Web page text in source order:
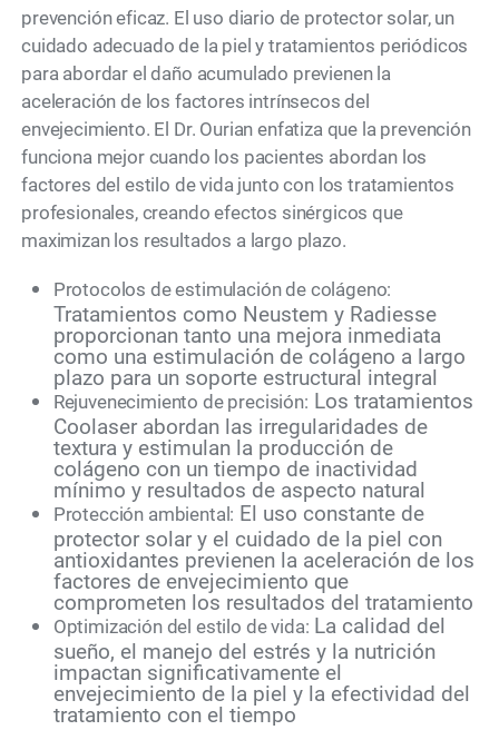
prevención eficaz. El uso diario de protector solar, un
cuidado adecuado de la piel y tratamientos periódicos
para abordar el daño acumulado previenen la
aceleración de los factores intrínsecos del
envejecimiento. El Dr. Ourian enfatiza que la prevención
funciona mejor cuando los pacientes abordan los
factores del estilo de vida junto con los tratamientos
profesionales, creando efectos sinérgicos que
maximizan los resultados a largo plazo.
Protocolos de estimulación de colágeno:
Tratamientos como Neustem y Radiesse
proporcionan tanto una mejora inmediata
como una estimulación de colágeno a largo
plazo para un soporte estructural integral
Rejuvenecimiento de precisión: Los tratamientos
Coolaser abordan las irregularidades de
textura y estimulan la producción de
colágeno con un tiempo de inactividad
mínimo y resultados de aspecto natural
Protección ambiental: El uso constante de
protector solar y el cuidado de la piel con
antioxidantes previenen la aceleración de los
factores de envejecimiento que
comprometen los resultados del tratamiento
Optimización del estilo de vida: La calidad del
sueño, el manejo del estrés y la nutrición
impactan significativamente el
envejecimiento de la piel y la efectividad del
tratamiento con el tiempo